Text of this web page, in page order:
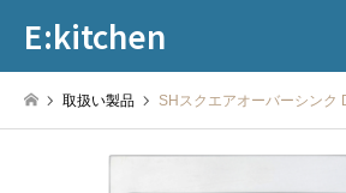
E:kitchen
取扱い製品 SHスクエアオーバーシンク